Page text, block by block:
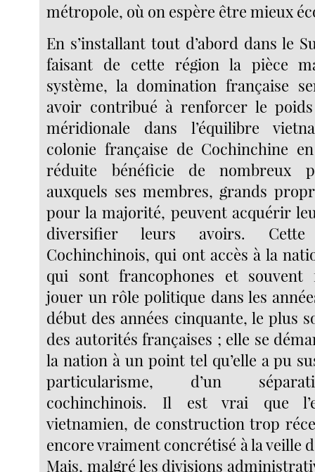
métropole, où on espère être mieux
En s’installant tout d’abord dans le
faisant de cette région la pièce
système, la domination française
avoir contribué à renforcer le
méridionale dans l’équilibre
colonie française de Cochinchine
réduite bénéficie de nombreux
auxquels ses membres, grands
pour la majorité, peuvent acquérir
diversifier leurs avoirs.
Cochinchinois, qui ont accès à la
qui sont francophones et souvent
jouer un rôle politique dans les
début des années cinquante, le plus
des autorités françaises ; elle se
la nation à un point tel qu’elle a pu
particularisme, d’un
cochinchinois. Il est vrai que
vietnamien, de construction trop
encore vraiment concrétisé à la veille
Mais, malgré les divisions